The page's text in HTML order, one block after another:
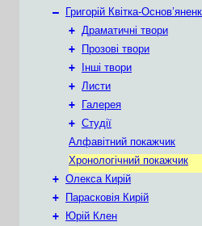
–
Григорій Квітка-
+ Драматичні твори
+
Прозові твори
+
Інші твори
+ Листи
+
Галерея
+ Студії
Алфавітний покажчик
Хронологічний покажчик
+ Олекса Кирій
+
Парасковія Кирій
+
Юрій Клен